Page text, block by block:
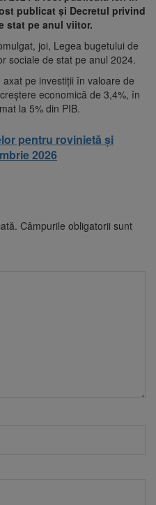
publicat şi Decretul privind
stat pe anul viitor.
joi, Legea bugetului de
sociale de stat pe anul 2024.
pe investiţii în valoare de
economică de 3,4%, în
la 5% din PIB.
pentru rovinietă și
2026
Câmpurile obligatorii sunt